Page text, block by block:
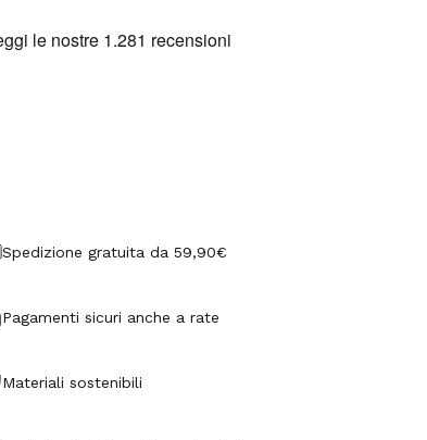
Spedizione gratuita da 59,90€
Pagamenti sicuri anche a rate
Materiali sostenibili